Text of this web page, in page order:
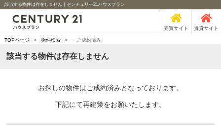
該当する物件は存在しません｜センチュリー21ハウスプラン
売買サイト 賃貸サイト
TOPページ > 物件検索 > - ご成約済み
該当する物件は存在しません
お探しの物件はご成約済みとなっております。
下記にて再建策をお願いたします。